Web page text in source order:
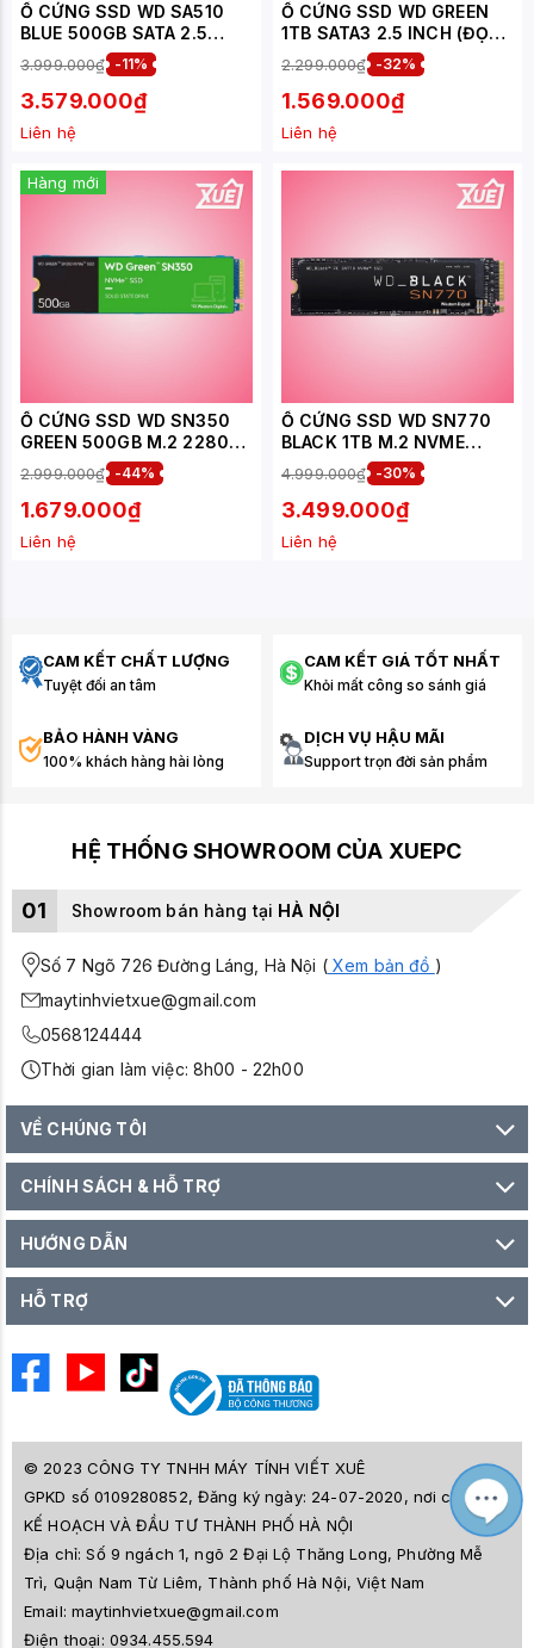
Ổ CỨNG SSD WD SA510
BLUE 500GB SATA 2.5
INCH (ĐỌC 560MB/S - GHI
510MB/S) -
(WDS500G3B0A )
3.999.000₫ -11%
3.579.000₫
Liên hệ
Ổ CỨNG SSD WD GREEN
1TB SATA3 2.5 INCH (ĐỌC
545MB/S - GHI 465MB/S) -
(WDS100T3G0A)
2.299.000₫ -32%
1.569.000₫
Liên hệ
Hàng mới
Ổ CỨNG SSD WD SN350
GREEN 500GB M.2 2280
PCIE NVME 3X4 (ĐỌC
2400MB/S - GHI
1500MB/S)-
(WDS500G2G0C)
2.999.000₫ -44%
1.679.000₫
Liên hệ
Ổ CỨNG SSD WD SN770
BLACK 1TB M.2 NVME
2280 PCIE GEN 4X4 (ĐỌC
5150MB/S - GHI
4900MB/S) -
(WDS100T3X0E)
4.999.000₫ -30%
3.499.000₫
Liên hệ
CAM KẾT CHẤT LƯỢNG
Tuyệt đối an tâm
CAM KẾT GIÁ TỐT NHẤT
Khỏi mất công so sánh giá
BẢO HÀNH VÀNG
100% khách hàng hài lòng
DỊCH VỤ HẬU MÃI
Support trọn đời sản phẩm
HỆ THỐNG SHOWROOM CỦA XUEPC
01 Showroom bán hàng tại HÀ NỘI
Số 7 Ngõ 726 Đường Láng, Hà Nội (Xem bản đồ )
maytinhvietxue@gmail.com
0568124444
Thời gian làm việc: 8h00 - 22h00
VỀ CHÚNG TÔI
CHÍNH SÁCH & HỖ TRỢ
HƯỚNG DẪN
HỖ TRỢ
© 2023 CÔNG TY TNHH MÁY TÍNH VIẾT XUÊ
GPKD số 0109280852, Đăng ký ngày: 24-07-2020, nơi cấp SỞ
KẾ HOẠCH VÀ ĐẦU TƯ THÀNH PHỐ HÀ NỘI
Địa chỉ:Số 9 ngách 1, ngõ 2 Đại Lộ Thăng Long, Phường Mễ
Trì, Quận Nam Từ Liêm, Thành phố Hà Nội, Việt Nam
Email:maytinhvietxue@gmail.com
Điện thoại: 0934.455.594